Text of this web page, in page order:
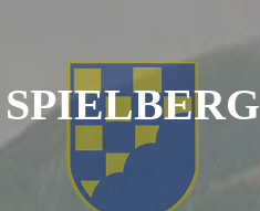
SPIELBERG